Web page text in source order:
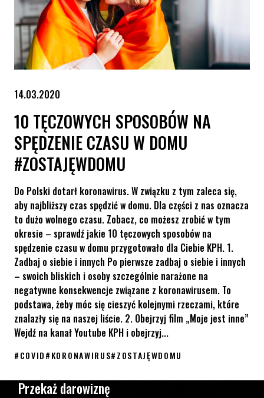
14.03.2020
10 TĘCZOWYCH SPOSOBÓW NA
SPĘDZENIE CZASU W DOMU
#ZOSTAJĘWDOMU
Do Polski dotarł koronawirus. W związku z tym zaleca się,
aby najbliższy czas spędzić w domu. Dla części z nas oznacza
to dużo wolnego czasu. Zobacz, co możesz zrobić w tym
okresie – sprawdź jakie 10 tęczowych sposobów na
spędzenie czasu w domu przygotowało dla Ciebie KPH. 1.
Zadbaj o siebie i innych Po pierwsze zadbaj o siebie i innych
– swoich bliskich i osoby szczególnie narażone na
negatywne konsekwencje związane z koronawirusem. To
podstawa, żeby móc się cieszyć kolejnymi rzeczami, które
znalazły się na naszej liście. 2. Obejrzyj film „Moje jest inne”
Wejdź na kanał Youtube KPH i obejrzyj...
#COVID#KORONAWIRUS#ZOSTAJĘWDOMU
Przekaż darowiznę